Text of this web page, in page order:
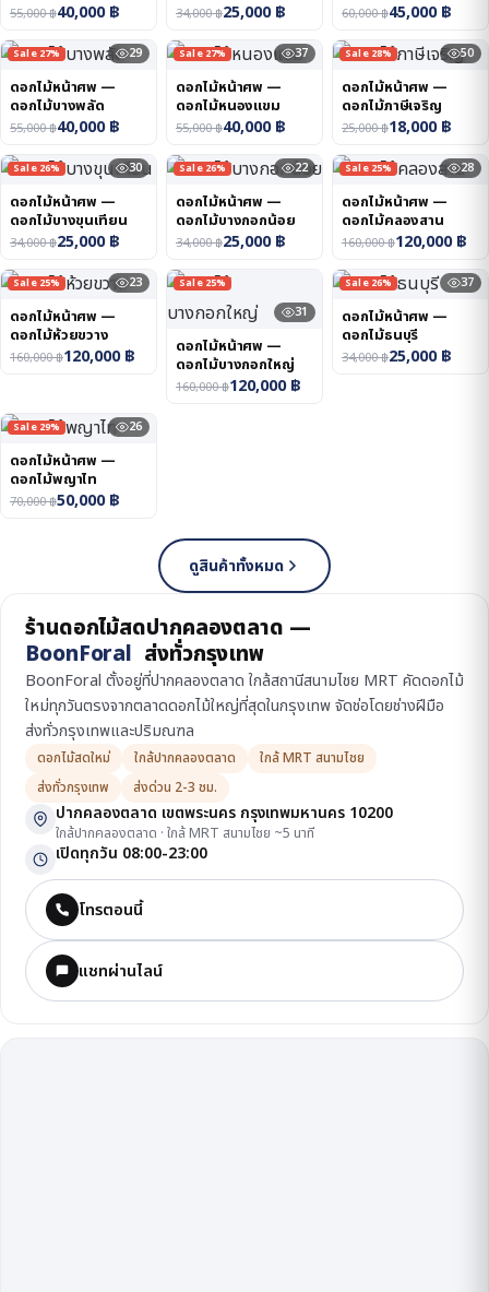
55,000฿40,000฿ 34,000฿25,000฿ 60,000฿45,000฿
Sale 27% 29
ดอกไม้หน้าศพ —
ดอกไม้บางพลัด
55,000฿40,000฿
Sale 27% 37
ดอกไม้หน้าศพ —
ดอกไม้หนองแขม
55,000฿40,000฿
Sale 28% 50
ดอกไม้หน้าศพ —
ดอกไม้ภาษีเจริญ
25,000฿18,000฿
Sale 26% 30
ดอกไม้หน้าศพ —
ดอกไม้บางขุนเทียน
34,000฿25,000฿
Sale 26% 22
ดอกไม้หน้าศพ —
ดอกไม้บางกอกน้อย
34,000฿25,000฿
Sale 25% 28
ดอกไม้หน้าศพ —
ดอกไม้คลองสาน
160,000฿120,000฿
Sale 25% 23
ดอกไม้หน้าศพ —
ดอกไม้ห้วยขวาง
160,000฿120,000฿
Sale 25%
31
ดอกไม้หน้าศพ —
ดอกไม้บางกอกใหญ่
160,000฿120,000฿
Sale 26% 37
ดอกไม้หน้าศพ —
ดอกไม้ธนบุรี
34,000฿25,000฿
Sale 29% 26
ดอกไม้หน้าศพ —
ดอกไม้พญาไท
70,000฿50,000฿
ดูสินค้าทั้งหมด
ร้านดอกไม้สดปากคลองตลาด —
BoonForal ส่งทั่วกรุงเทพ
BoonForal ตั้งอยู่ที่ปากคลองตลาด ใกล้สถานีสนามไชย MRT คัดดอกไม้
ใหม่ทุกวันตรงจากตลาดดอกไม้ใหญ่ที่สุดในกรุงเทพ จัดช่อโดยช่างฝีมือ
ส่งทั่วกรุงเทพและปริมณฑล
ดอกไม้สดใหม่ ใกล้ปากคลองตลาด
ใกล้ MRT สนามไชย
ส่งทั่วกรุงเทพ
ส่งด่วน 2-3 ชม.
ปากคลองตลาด เขตพระนคร กรุงเทพมหานคร 10200
ใกล้ปากคลองตลาด · ใกล้ MRT สนามไชย ~5 นาที
เปิดทุกวัน 08:00-23:00
โทรตอนนี้
แชทผ่านไลน์